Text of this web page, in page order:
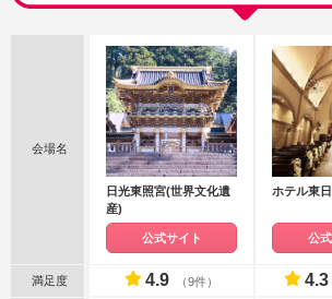
会場名
日光東照宮(世界文化遺
産)
公式サイト
ホテル東
公
満足度 4.9 （9件） 4.3